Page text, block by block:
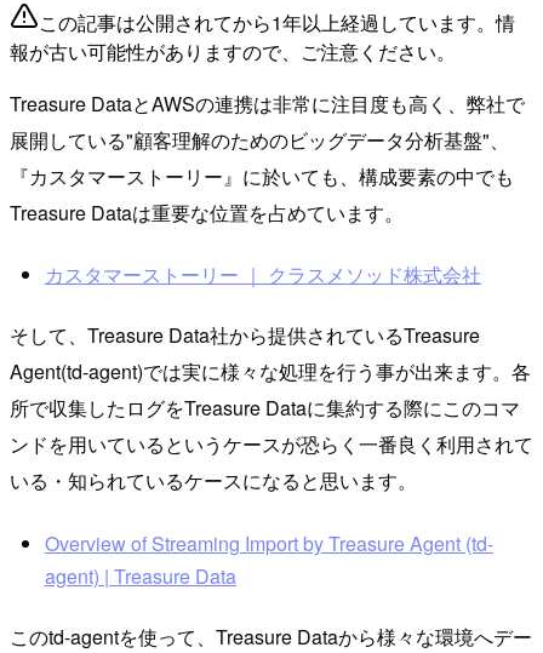
この記事は公開されてから1年以上経過しています。情
報が古い可能性がありますので、ご注意ください。
Treasure DataとAWSの連携は非常に注目度も高く、弊社で
展開している"顧客理解のためのビッグデータ分析基盤"、
『カスタマーストーリー』に於いても、構成要素の中でも
Treasure Dataは重要な位置を占めています。
カスタマーストーリー ｜ クラスメソッド株式会社
そして、Treasure Data社から提供されているTreasure
Agent(td-agent)では実に様々な処理を行う事が出来ます。各
所で収集したログをTreasure Dataに集約する際にこのコマ
ンドを用いているというケースが恐らく一番良く利用されて
いる・知られているケースになると思います。
Overview of Streaming Import by Treasure Agent (td-
agent) | Treasure Data
このtd-agentを使って、Treasure Dataから様々な環境へデー